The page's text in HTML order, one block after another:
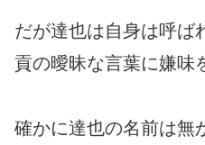
だが達也は自身は呼ば
貢の曖昧な言葉に嫌味
確かに達也の名前は無